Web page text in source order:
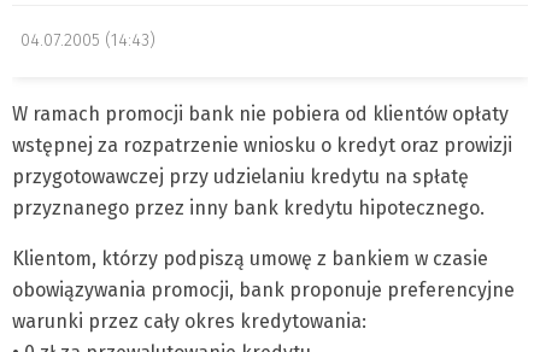
04.07.2005 (14:43)
W ramach promocji bank nie pobiera od klientów opłaty
wstępnej za rozpatrzenie wniosku o kredyt oraz prowizji
przygotowawczej przy udzielaniu kredytu na spłatę
przyznanego przez inny bank kredytu hipotecznego.
Klientom, którzy podpiszą umowę z bankiem w czasie
obowiązywania promocji, bank proponuje preferencyjne
warunki przez cały okres kredytowania: